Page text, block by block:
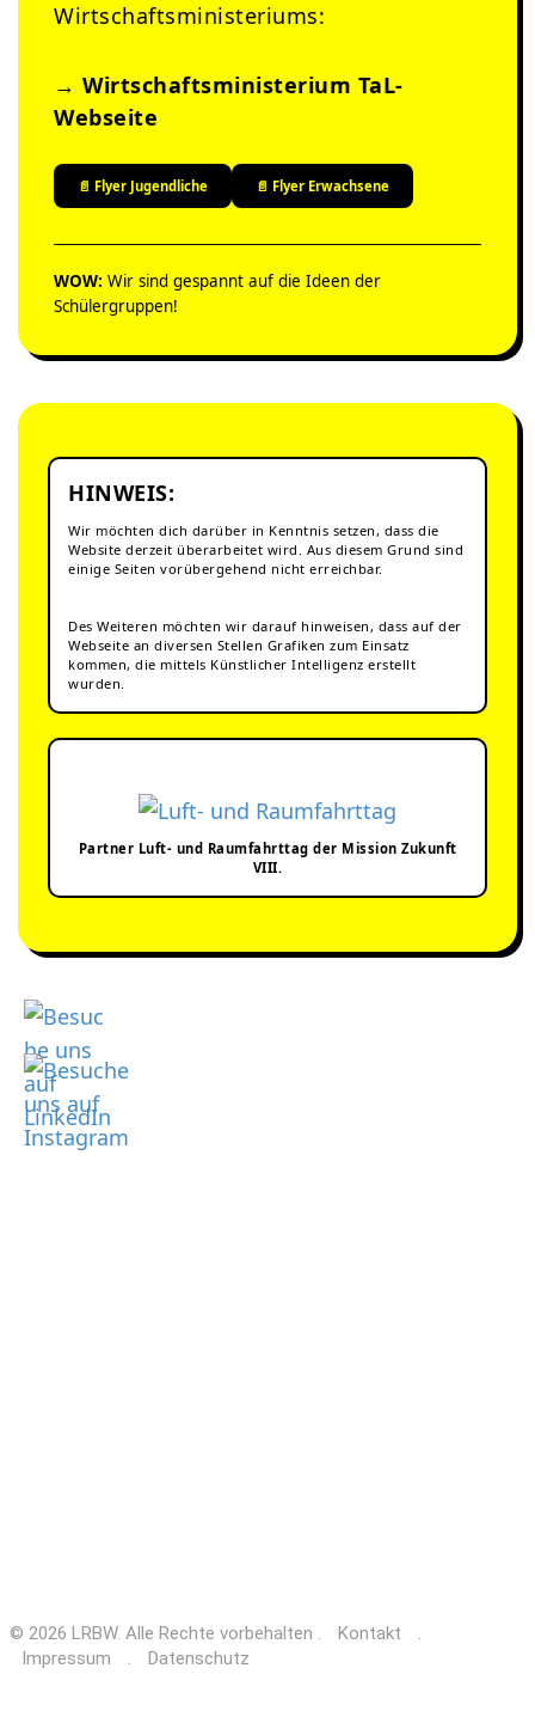
Wirtschaftsministeriums:
→ Wirtschaftsministerium TaL-
Webseite
📄 Flyer Jugendliche 📄 Flyer Erwachsene
WOW: Wir sind gespannt auf die Ideen der
Schülergruppen!
HINWEIS:
Wir möchten dich darüber in Kenntnis setzen, dass die
Website derzeit überarbeitet wird. Aus diesem Grund sind
einige Seiten vorübergehend nicht erreichbar.
Des Weiteren möchten wir darauf hinweisen, dass auf der
Webseite an diversen Stellen Grafiken zum Einsatz
kommen, die mittels Künstlicher Intelligenz erstellt
wurden.
Partner Luft- und Raumfahrttag der Mission Zukunft
VIII.
© 2026 LRBW. Alle Rechte vorbehalten . Kontakt
.
Impressum
. Datenschutz